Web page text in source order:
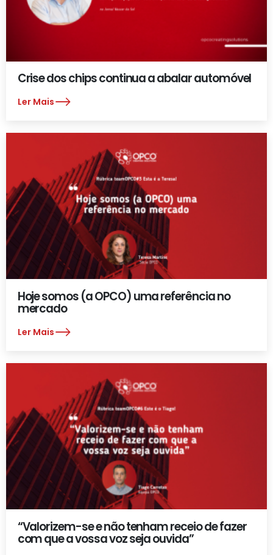
Crise dos chips continua a abalar automóvel
Ler Mais
Hoje somos (a OPCO) uma referência no
mercado
Ler Mais
“Valorizem-se e não tenham receio de fazer
com que a vossa voz seja ouvida”